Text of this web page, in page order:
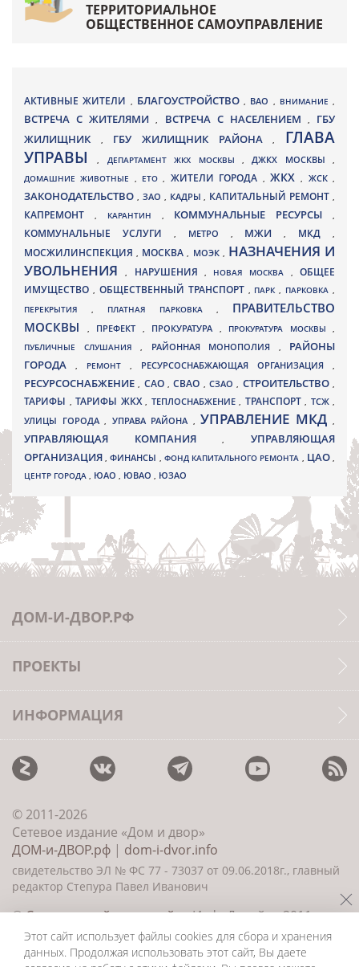
ТЕРРИТОРИАЛЬНОЕ
ОБЩЕСТВЕННОЕ САМОУПРАВЛЕНИЕ
АКТИВНЫЕ ЖИТЕЛИ , БЛАГОУСТРОЙСТВО , ВАО , ВНИМАНИЕ ,
ВСТРЕЧА С ЖИТЕЛЯМИ, ВСТРЕЧА С НАСЕЛЕНИЕМ , ГБУ
ЖИЛИЩНИК
, ГБУ ЖИЛИЩНИК РАЙОНА, ГЛАВА
УПРАВЫ, ДЕПАРТАМЕНТ ЖКХ МОСКВЫ ,ДЖКХ МОСКВЫ ,
ДОМАШНИЕ ЖИВОТНЫЕ , ЕТО, ЖИТЕЛИ ГОРОДА , ЖКХ, ЖСК,
ЗАКОНОДАТЕЛЬСТВО , ЗАО , КАДРЫ, КАПИТАЛЬНЫЙ РЕМОНТ ,
КАПРЕМОНТ , КАРАНТИН , КОММУНАЛЬНЫЕ РЕСУРСЫ,
КОММУНАЛЬНЫЕ УСЛУГИ , МЕТРО , МЖИ, МКД ,
МОСЖИЛИНСПЕКЦИЯ, МОСКВА , МОЭК , НАЗНАЧЕНИЯ И
УВОЛЬНЕНИЯ, НАРУШЕНИЯ , НОВАЯ МОСКВА ,ОБЩЕЕ
ИМУЩЕСТВО , ОБЩЕСТВЕННЫЙ ТРАНСПОРТ , ПАРК, ПАРКОВКА ,
ПЕРЕКРЫТИЯ , ПЛАТНАЯ ПАРКОВКА , ПРАВИТЕЛЬСТВО
МОСКВЫ
, ПРЕФЕКТ , ПРОКУРАТУРА , ПРОКУРАТУРА МОСКВЫ ,
ПУБЛИЧНЫЕ СЛУШАНИЯ , РАЙОННАЯ МОНОПОЛИЯ , РАЙОНЫ
ГОРОДА
, РЕМОНТ , РЕСУРСОСНАБЖАЮЩАЯ ОРГАНИЗАЦИЯ ,
РЕСУРСОСНАБЖЕНИЕ, САО,СВАО ,СЗАО, СТРОИТЕЛЬСТВО,
ТАРИФЫ , ТАРИФЫ ЖКХ , ТЕПЛОСНАБЖЕНИЕ , ТРАНСПОРТ , ТСЖ ,
УЛИЦЫ ГОРОДА , УПРАВА РАЙОНА , УПРАВЛЕНИЕ МКД ,
УПРАВЛЯЮЩАЯ КОМПАНИЯ,УПРАВЛЯЮЩАЯ
ОРГАНИЗАЦИЯ,ФИНАНСЫ , ФОНД КАПИТАЛЬНОГО РЕМОНТА , ЦАО,
ЦЕНТР ГОРОДА , ЮАО , ЮВАО , ЮЗАО
ДОМ-И-ДВОР.РФ
ПРОЕКТЫ
ИНФОРМАЦИЯ
© 2011-2026
Сетевое издание «Дом и двор»
ДОМ-и-ДВОР.рф | dom-i-dvor.info
свидетельство ЭЛ № ФС 77 - 73037 от 09.06.2018г., главный
редактор Степура Павел Иванович
©Создание сайта и дизайн«ИнфоДизайн» 2011—
2026
Этот сайт использует файлы cookies для сбора и хранения
данных. Продолжая использовать этот сайт, Вы даете